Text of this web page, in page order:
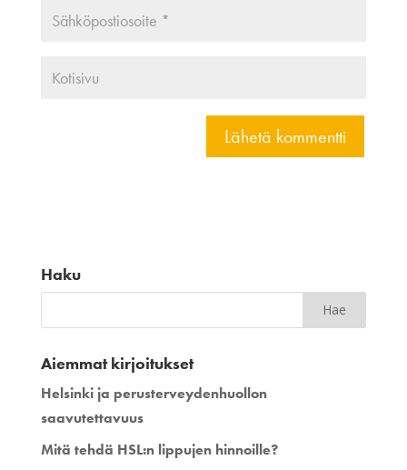
Haku
Aiemmat kirjoitukset
Helsinki ja perusterveydenhuollon
saavutettavuus
Mitä tehdä HSL:n lippujen hinnoille?